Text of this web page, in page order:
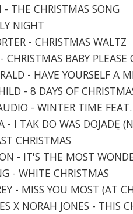
THE CHRISTMAS SONG
NIGHT
- CHRISTMAS WALTZ
BABY
- HAVE YOURSELF A
- 8 DAYS OF
- WINTER TIME FEAT.
I TAK DO WAS DOJADĘ
CHRISTMAS
- IT'S THE MOST
- WHITE CHRISTMAS
- MISS YOU MOST (AT
X NORAH JONES - THIS